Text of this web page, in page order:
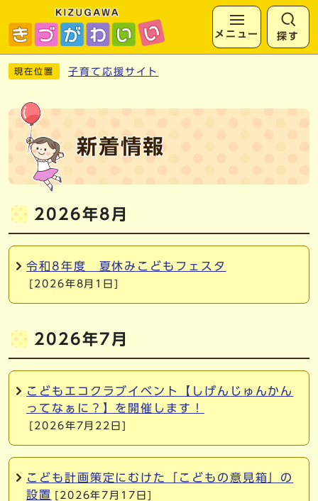
ページの先頭です
メニュー 探す
ここから本文です
現在位置 子育て応援サイト
新着情報
2026年8月
令和8年度 夏休みこどもフェスタ
[2026年8月1日]
2026年7月
こどもエコクラブイベント【しげんじゅんかん
ってなぁに？】を開催します！
[2026年7月22日]
こども計画策定にむけた「こどもの意見箱」の
設置
[2026年7月17日]